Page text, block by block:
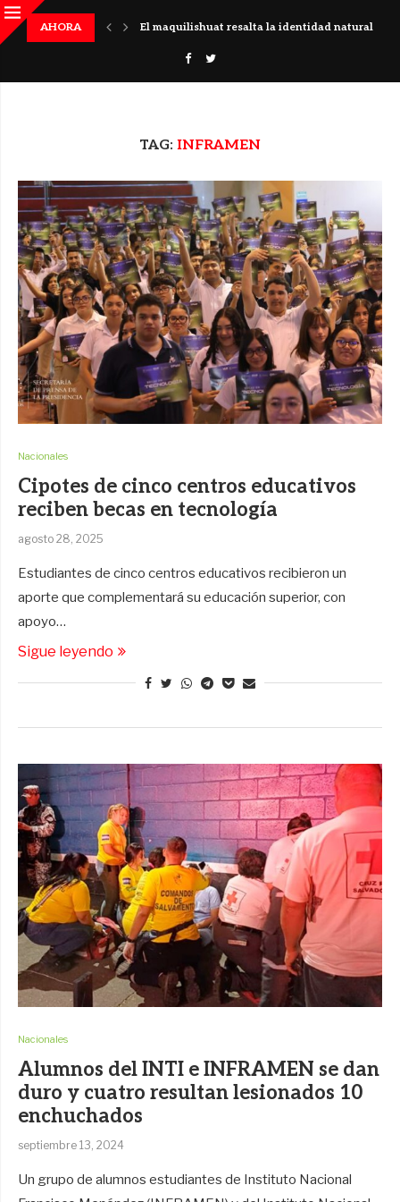
AHORA
histórico en El Salvador El maquilishuat resalta la identidad natural del
TAG: INFRAMEN
Nacionales
Cipotes de cinco centros educativos
reciben becas en tecnología
agosto 28, 2025
Estudiantes de cinco centros educativos recibieron un
aporte que complementará su educación superior, con
apoyo…
Sigue leyendo
Nacionales
Alumnos del INTI e INFRAMEN se dan
duro y cuatro resultan lesionados 10
enchuchados
septiembre 13, 2024
Un grupo de alumnos estudiantes de Instituto Nacional